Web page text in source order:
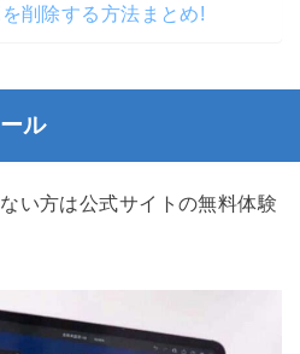
削除する方法まとめ!
ル
い方は公式サイトの無料体験